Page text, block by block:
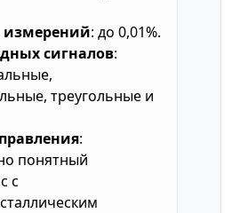
измерений: до 0,01%.
сигналов:
треугольные и
:
понятный
с